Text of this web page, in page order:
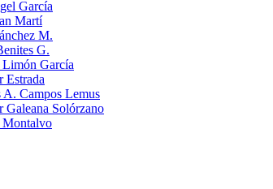
García
Martí
M.
G.
García
Estrada
A. Campos Lemus
Solórzano
Montalvo